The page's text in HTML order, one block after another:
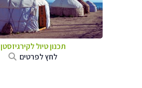
תכנון טיוללקירגיזסטן
לחץ לפרטים